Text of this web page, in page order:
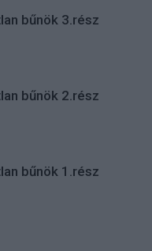
bűnök 3.rész
bűnök 2.rész
bűnök 1.rész